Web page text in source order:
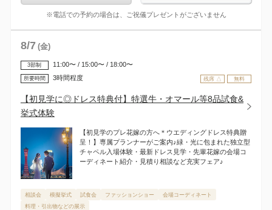
※電話での予約の場合は、ご祝儀プレゼントがございません
8/7 (金)
残席 △ 無料
3部制 11:00〜 / 15:00〜 / 18:00〜
所要時間 3時間程度
【初見学に◎ドレス特典付】特選牛・オマール等8品試食&
挙式体験
【初見学のプレ花嫁の方へ＊ウエディングドレス特典贈
呈！】専属プランナーがご案内♪緑・光に包まれた独立型
チャペル入場体験・最新ドレス見学・先輩花嫁の会場コ
ーディネート紹介・見積り相談など充実フェア♪
相談会 模擬挙式 試食会 ファッションショー
会場コーディネート
料理・引出物などの展示